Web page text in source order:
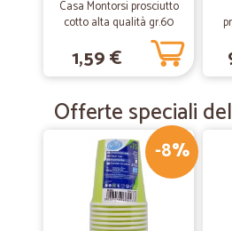
—Francesco C.
Ottimo! L'unica cosa che non mi è
corriere. Doveva essere gratuito.
Casa Montorsi prosciutto
cotto alta qualità gr.60
1,59 €
Offerte speciali
-8%